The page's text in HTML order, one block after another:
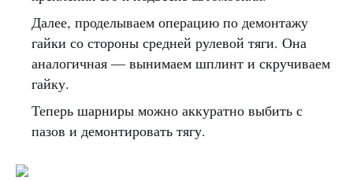
Далее, проделываем операцию по демонтажу
гайки со стороны средней рулевой тяги. Она
аналогичная — вынимаем шплинт и скручиваем
гайку.
Теперь шарниры можно аккуратно выбить с
пазов и демонтировать тягу.